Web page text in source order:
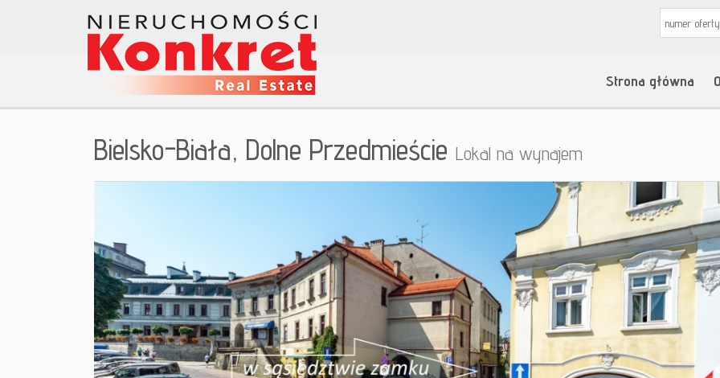
Strona główna
Bielsko-Biała, Dolne Przedmieście Lokal na wynajem